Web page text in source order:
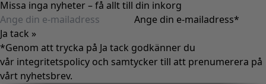
Missa inga nyheter – få allt till din inkorg
Ange din e-mailadress*
Ja tack »
*Genom att trycka på Ja tack godkänner du
vår integritetspolicy och samtycker till att prenumerera på
vårt nyhetsbrev.